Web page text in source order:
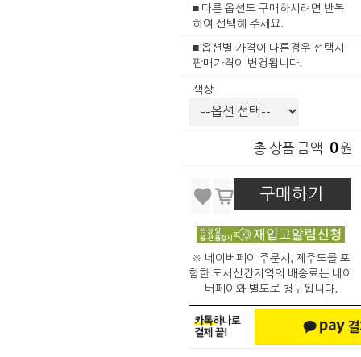
■ 다른 옵션도 구매하시려면 반복
하여 선택해 주세요.
■ 옵션별 가격이 다른경우 선택시
판매가격이 변경됩니다.
색상
총 상품 금액 0원
구매하기
※ 네이버페이 주문시, 제주도를 포
함한 도서산간지역의 배송료는 네이
버페이와 별도로 청구됩니다.